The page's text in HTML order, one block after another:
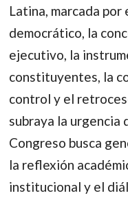
Latina, marcada
democrático, la
ejecutivo, la
constituyentes, la
control y el
subraya la urgencia
Congreso busca
la reflexión
institucional y el